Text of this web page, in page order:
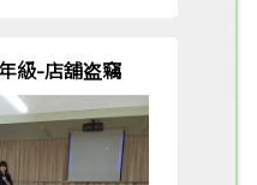
級-店舖盗竊